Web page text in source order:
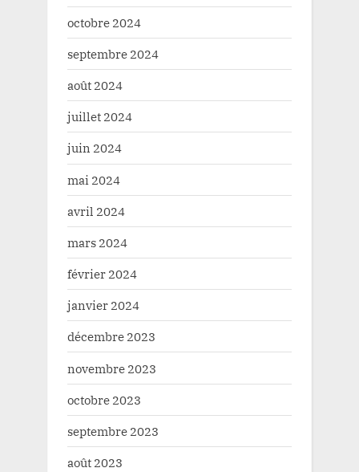
octobre 2024
septembre 2024
août 2024
juillet 2024
juin 2024
mai 2024
avril 2024
mars 2024
février 2024
janvier 2024
décembre 2023
novembre 2023
octobre 2023
septembre 2023
août 2023